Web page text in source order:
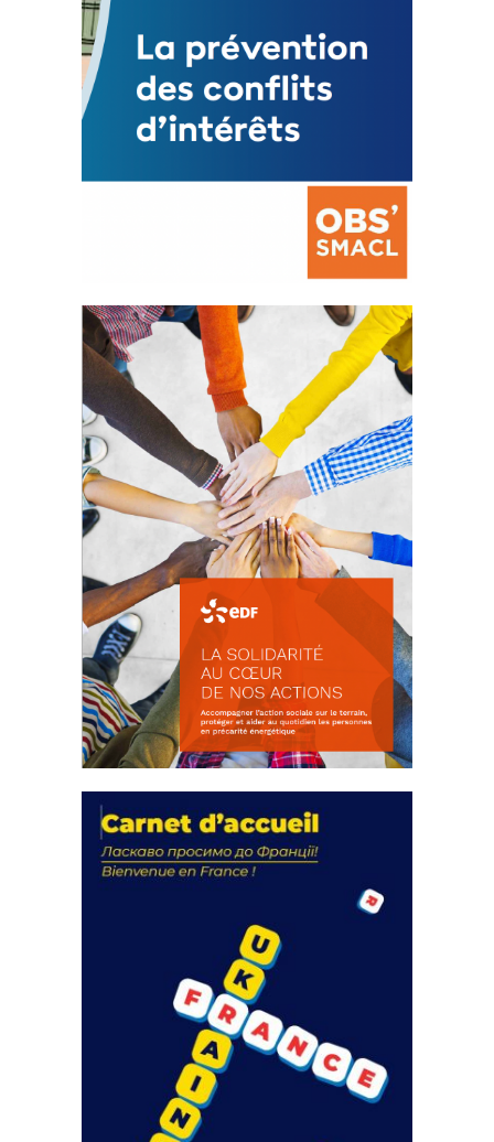
La prévention des conflits
d’intérêts
18 septembre 2023
FEUILLETER
actions
18 septembre 2023
FEUILLETER